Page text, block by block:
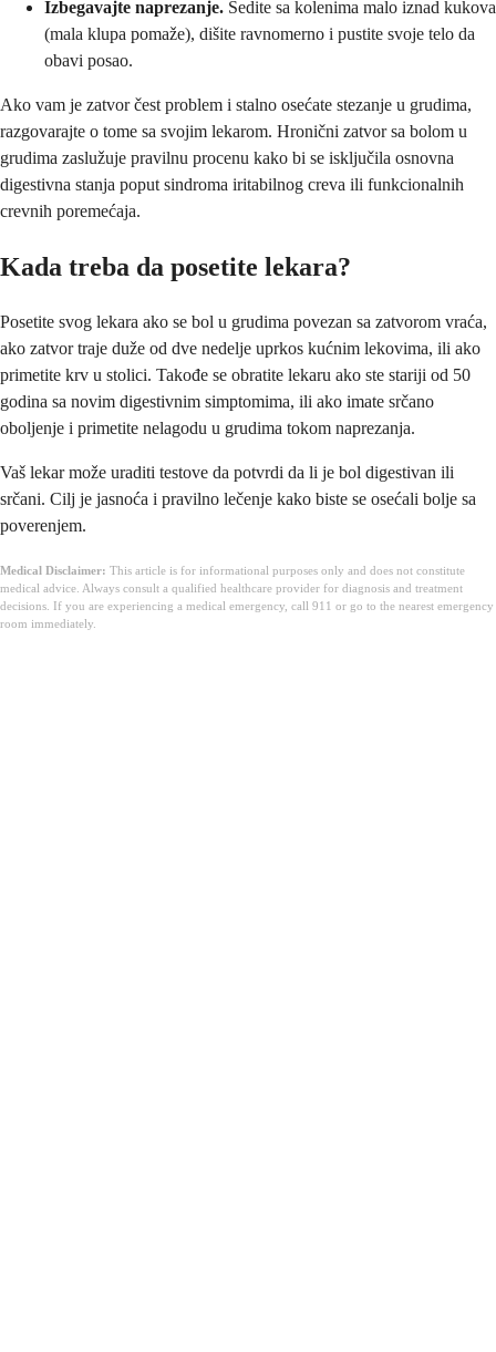
Izbegavajte naprezanje. Sedite sa kolenima malo iznad kukova
(mala klupa pomaže), dišite ravnomerno i pustite svoje telo da
obavi posao.
Ako vam je zatvor čest problem i stalno osećate stezanje u grudima,
razgovarajte o tome sa svojim lekarom. Hronični zatvor sa bolom u
grudima zaslužuje pravilnu procenu kako bi se isključila osnovna
digestivna stanja poput sindroma iritabilnog creva ili funkcionalnih
crevnih poremećaja.
Kada treba da posetite lekara?
Posetite svog lekara ako se bol u grudima povezan sa zatvorom vraća,
ako zatvor traje duže od dve nedelje uprkos kućnim lekovima, ili ako
primetite krv u stolici. Takođe se obratite lekaru ako ste stariji od 50
godina sa novim digestivnim simptomima, ili ako imate srčano
oboljenje i primetite nelagodu u grudima tokom naprezanja.
Vaš lekar može uraditi testove da potvrdi da li je bol digestivan ili
srčani. Cilj je jasnoća i pravilno lečenje kako biste se osećali bolje sa
poverenjem.
Medical Disclaimer: This article is for informational purposes only and does not constitute
medical advice. Always consult a qualified healthcare provider for diagnosis and treatment
decisions. If you are experiencing a medical emergency, call 911 or go to the nearest emergency
room immediately.